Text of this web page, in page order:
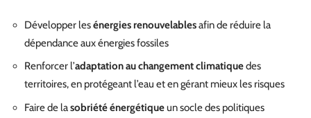
Développer lesénergies renouvelablesafin de réduire la
dépendance aux énergies fossiles
Renforcer l’adaptation au changement climatiquedes
territoires, en protégeant l’eau et en gérant mieux les risques
Faire de lasobriété énergétiqueun socle des politiques